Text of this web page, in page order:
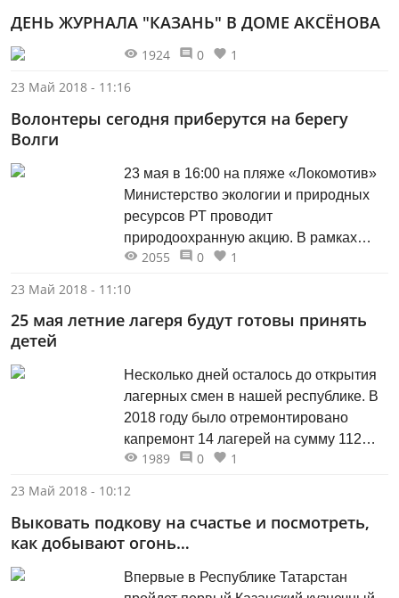
исторических поселениях Татарстан
выиграл 14 грантов. Общий размер
составит 920 млн рублей. Об этом в
своем Instagram'е сообщила
помощник...
ДЕНЬ ЖУРНАЛА "КАЗАНЬ" В ДОМЕ АКСЁНОВА
1924 0
1
23 Май 2018 - 11:16
Волонтеры сегодня приберутся на берегу
Волги
23 мая в 16:00 на пляже «Локомотив»
Министерство экологии и природных
ресурсов РТ проводит
природоохранную акцию. В рамках
подготовки к Чемпионату мира по
«Будет чисто», проекта «Зеленое ГТО»,
гвардия», движения «Зеленый
Фитнес» очистят прибрежную
территорию Волги. Также с целью
оценки...
2055 0
1
23 Май 2018 - 11:10
25 мая летние лагеря будут готовы принять
детей
Несколько дней осталось до открытия
лагерных смен в нашей республике. В
2018 году было отремонтировано
капремонт 14 лагерей на сумму 112
млн рублей, строительство 4 на сумму
рублей. рассказал журналистам. «Все
детские центры, вошедшие в
1989 0
1
23 Май 2018 - 10:12
Выковать подкову на счастье и посмотреть,
как добывают огонь…
Впервые в Республике Татарстан